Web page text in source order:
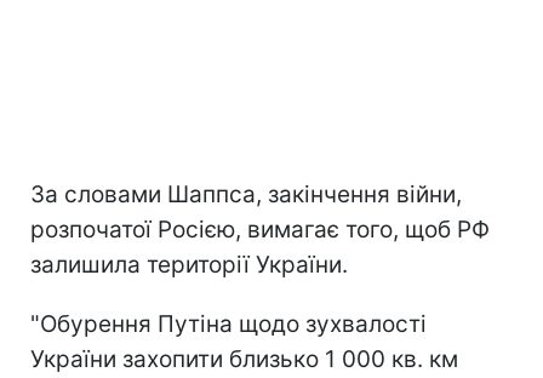
За словами Шаппса, закінчення війни,
розпочатої Росією, вимагає того, щоб РФ
залишила території України.
"Обурення Путіна щодо зухвалості
України захопити близько 1 000 кв. км